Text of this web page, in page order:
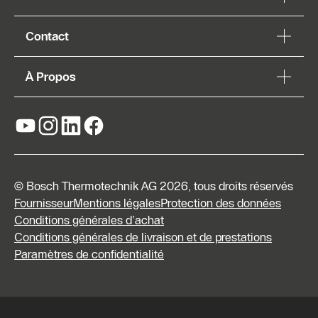
Contact
À Propos
© Bosch Thermotechnik AG 2026, tous droits réservés
FournisseurMentions légalesProtection des données
Conditions générales d’achat
Conditions générales de livraison et de prestations
Paramètres de confidentialité